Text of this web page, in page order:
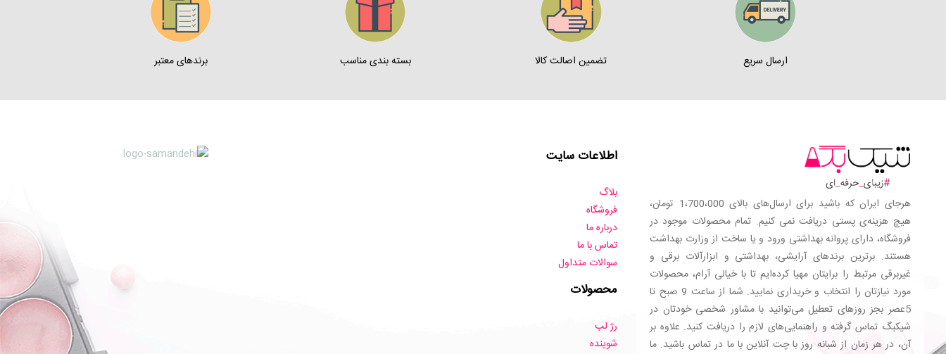
ارسال سریع تضمین اصالت کالا بسته بندی مناسب برندهای معتبر
هرجای ایران که باشید برای ارسال‌های بالای 1،700،000 تومان،
هیچ هزینه‌ی پستی دریافت نمی کنیم. تمام محصولات موجود در
فروشگاه، دارای پروانه بهداشتی ورود و یا ساخت از وزارت بهداشت
هستند. برترین‌ برندهای آرایشی، بهداشتی و ابزارآلات برقی و
غیربرقی مرتبط را برایتان مهیا کرده‌ایم تا با خیالی آرام، محصولات
مورد نیازتان را انتخاب و خریداری نمایید. شما از ساعت 9 صبح تا
5عصر بجز روزهای تعطیل می‌توانید با مشاور شخصی خودتان در
شیکبگ تماس گرفته و راهنمایی‌های لازم را دریافت کنید. علاوه بر
آن، در هر زمان از شبانه روز با چت آنلاین با ما در تماس باشید. ما
اطلاعات سایت
بلاگ
فروشگاه
درباره ما
تماس با ما
سوالات متداول
محصولات
رژ لب
شوینده